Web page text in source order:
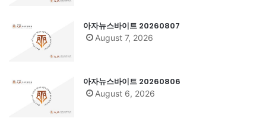
아자뉴스바이트 20260807
August 7, 2026
아자뉴스바이트 20260806
August 6, 2026